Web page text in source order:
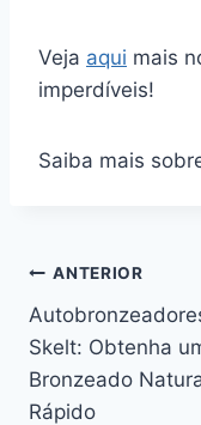
Veja aqui mais
imperdíveis!
Saiba mais
Navegação
de
Post
ANTERIOR
Skelt: Obtenha
Bronzeado
Rápido